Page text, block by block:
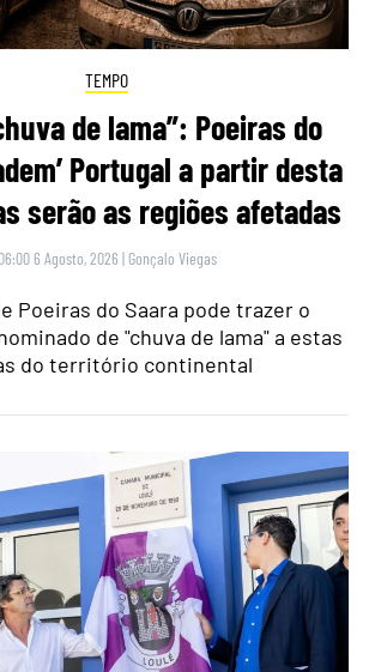
TEMPO
de lama”: Poeiras do
Portugal a partir desta
serão as regiões afetadas
6 Agosto, 2026 | Gonçalo Viegas
Poeiras do Saara pode trazer o
de "chuva de lama" a estas
do território continental